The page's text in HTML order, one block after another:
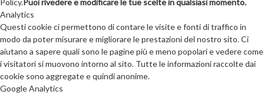
Analytics
Questi cookie ci permettono di contare le visite e fonti di traffico in
modo da poter misurare e migliorare le prestazioni del nostro sito. Ci
aiutano a sapere quali sono le pagine più e meno popolari e vedere come
i visitatori si muovono intorno al sito. Tutte le informazioni raccolte dai
cookie sono aggregate e quindi anonime.
Google Analytics